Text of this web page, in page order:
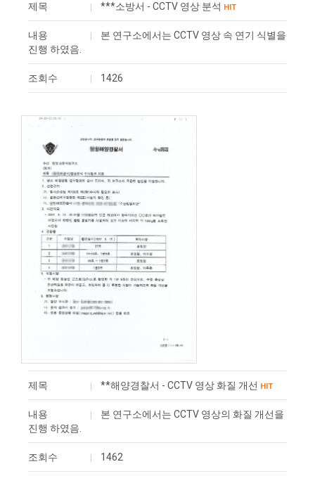
제목 ***소방서 - CCTV 영상 분석 HIT
내용
본 연구소에서는 CCTV 영상 속 연기 식별을
진행 하였음.
조회수 1426
제목 **해양경찰서 - CCTV 영상 화질 개선 HIT
내용
본 연구소에서는 CCTV 영상의 화질 개선을
진행 하였음.
조회수 1462